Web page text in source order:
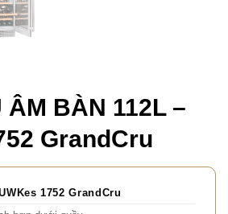
BÀN 112L –
GrandCru
1752 GrandCru